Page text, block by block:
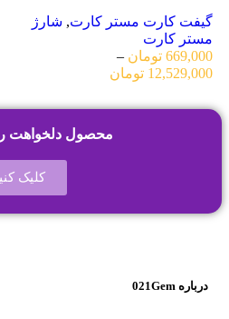
گیفت کارت مستر کارت, شارژ
مستر کارت
669,000 تومان –
12,529,000 تومان
محصول دلخواهت
کلیک
درباره 021Gem